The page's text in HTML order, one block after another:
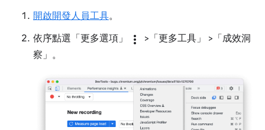
開啟開發人員工具。
依序點選「更多選項」
more_vert >「更多工具」
>「成效洞
察」 。